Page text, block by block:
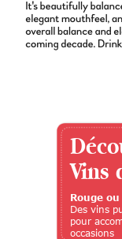
Vins
Rouge
Des vins
pour
occasions